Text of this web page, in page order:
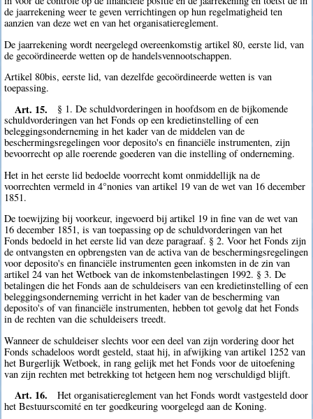
de jaarrekening weer te geven verrichtingen op hun regelmatigheid ten
aanzien van deze wet en van het organisatiereglement.
De jaarrekening wordt neergelegd overeenkomstig artikel 80, eerste lid, van
de gecoördineerde wetten op de handelsvennootschappen.
Artikel 80bis, eerste lid, van dezelfde gecoördineerde wetten is van
toepassing.
Art. 15.
§ 1. De schuldvorderingen in hoofdsom en de bijkomende
schuldvorderingen van het Fonds op een kredietinstelling of een
beleggingsonderneming in het kader van de middelen van de
beschermingsregelingen voor deposito's en financiële instrumenten, zijn
bevoorrecht op alle roerende goederen van die instelling of onderneming.
Het in het eerste lid bedoelde voorrecht komt onmiddellijk na de
voorrechten vermeld in 4°nonies van artikel 19 van de wet van 16 december
1851.
De toewijzing bij voorkeur, ingevoerd bij artikel 19 in fine van de wet van
16 december 1851, is van toepassing op de schuldvorderingen van het
Fonds bedoeld in het eerste lid van deze paragraaf. § 2. Voor het Fonds zijn
de ontvangsten en opbrengsten van de activa van de beschermingsregelingen
voor deposito's en financiële instrumenten geen inkomsten in de zin van
artikel 24 van het Wetboek van de inkomstenbelastingen 1992. § 3. De
betalingen die het Fonds aan de schuldeisers van een kredietinstelling of een
beleggingsonderneming verricht in het kader van de bescherming van
deposito's of van financiële instrumenten, hebben tot gevolg dat het Fonds
in de rechten van die schuldeisers treedt.
Wanneer de schuldeiser slechts voor een deel van zijn vordering door het
Fonds schadeloos wordt gesteld, staat hij, in afwijking van artikel 1252 van
het Burgerlijk Wetboek, in rang gelijk met het Fonds voor de uitoefening
van zijn rechten met betrekking tot hetgeen hem nog verschuldigd blijft.
Art. 16.
Het organisatiereglement van het Fonds wordt vastgesteld door
het Bestuurscomité en ter goedkeuring voorgelegd aan de Koning.